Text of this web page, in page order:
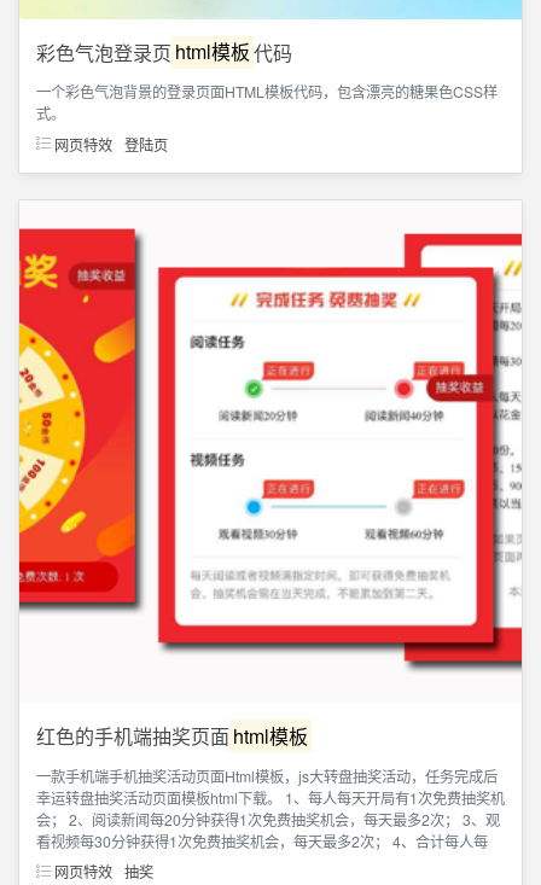
彩色气泡登录页 html模板代码
一个彩色气泡背景的登录页面HTML模板代码，包含漂亮的糖果色CSS样
式。
网页特效 登陆页
红色的手机端抽奖页面 html模板
一款手机端手机抽奖活动页面Html模板，js大转盘抽奖活动，任务完成后
幸运转盘抽奖活动页面模板html下载。 1、每人每天开局有1次免费抽奖机
会； 2、阅读新闻每20分钟获得1次免费抽奖机会，每天最多2次； 3、观
看视频每30分钟获得1次免费抽奖机会，每天最多2次； 4、合计每人每
网页特效 抽奖